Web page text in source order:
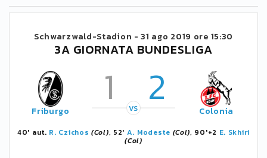
Schwarzwald-Stadion -31 ago 2019 ore 15:30
3A GIORNATA BUNDESLIGA
Friburgo 1 2
VS Colonia
40' aut. R. Czichos (Col), 52' A. Modeste (Col), 90'+2 E. Skhiri
(Col)